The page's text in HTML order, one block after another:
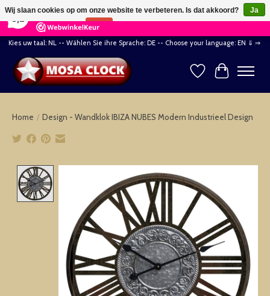
164 Reviews ×
Kies uw taal: NL -- Wählen Sie ihre Sprache: DE -- Choose your language: EN ⇓ ⇒
Verlanglijst
Home / Design - Wandklok IBIZA NUBES Modern Industrieel Design
Product image slideshow Items
Wij slaan cookies op om onze website te verbeteren. Is dat akkoord?
Ja
Nee